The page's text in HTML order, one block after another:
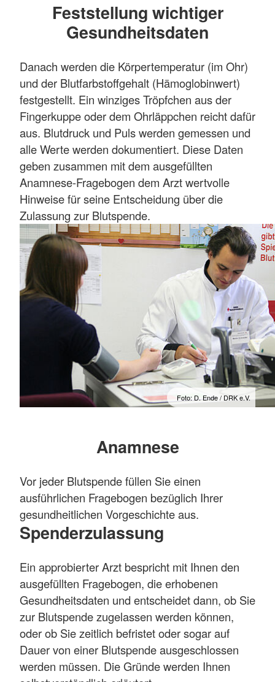
Feststellung wichtiger
Gesundheitsdaten
Danach werden die Körpertemperatur (im Ohr)
und der Blutfarbstoffgehalt (Hämoglobinwert)
festgestellt. Ein winziges Tröpfchen aus der
Fingerkuppe oder dem Ohrläppchen reicht dafür
aus. Blutdruck und Puls werden gemessen und
alle Werte werden dokumentiert. Diese Daten
geben zusammen mit dem ausgefüllten
Anamnese-Fragebogen dem Arzt wertvolle
Hinweise für seine Entscheidung über die
Zulassung zur Blutspende.
Foto: D. Ende / DRK e.V.
Anamnese
Vor jeder Blutspende füllen Sie einen
ausführlichen Fragebogen bezüglich Ihrer
gesundheitlichen Vorgeschichte aus.
Spenderzulassung
Ein approbierter Arzt bespricht mit Ihnen den
ausgefüllten Fragebogen, die erhobenen
Gesundheitsdaten und entscheidet dann, ob Sie
zur Blutspende zugelassen werden können,
oder ob Sie zeitlich befristet oder sogar auf
Dauer von einer Blutspende ausgeschlossen
werden müssen. Die Gründe werden Ihnen